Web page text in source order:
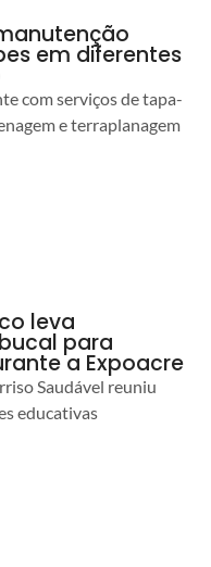
em diferentes
com serviços de tapa-
e terraplanagem
leva
para
a Expoacre
Saudável reuniu
educativas